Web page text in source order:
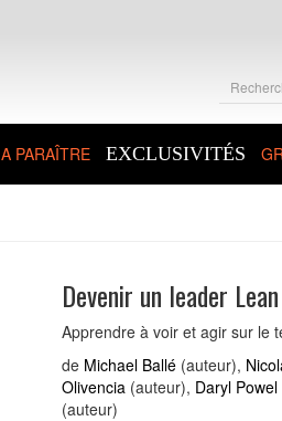
A PARAÎTRE EXCLUSIVITÉS
Devenir un leader
Apprendre à voir et agir sur le
de Michael Ballé (auteur),
Olivencia (auteur), Daryl Powel
(auteur)